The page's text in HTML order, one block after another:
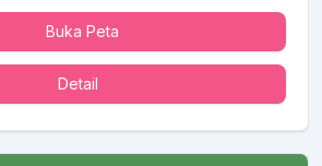
Buka Peta
Detail